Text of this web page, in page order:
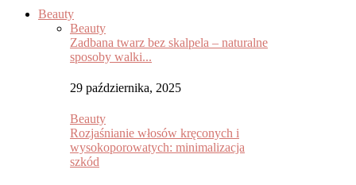
Beauty
Beauty
Zadbana twarz bez skalpela – naturalne
sposoby walki...
29 października, 2025
Beauty
Rozjaśnianie włosów kręconych i
wysokoporowatych: minimalizacja
szkód